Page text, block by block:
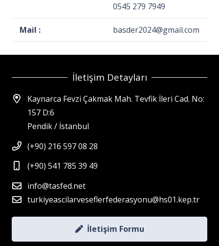
0545 279 7949
Mail : basder2024@gmail.com
İletişim Detayları
Kaynarca Fevzi Çakmak Mah. Tevfik İleri Cad. No:
157 D:6
Pendik / İstanbul
(+90) 216 597 08 28
(+90) 541 785 39 49
info@tasfed.net
turkiyeascilarveseflerfederasyonu@hs01.kep.tr
İletişim Formu